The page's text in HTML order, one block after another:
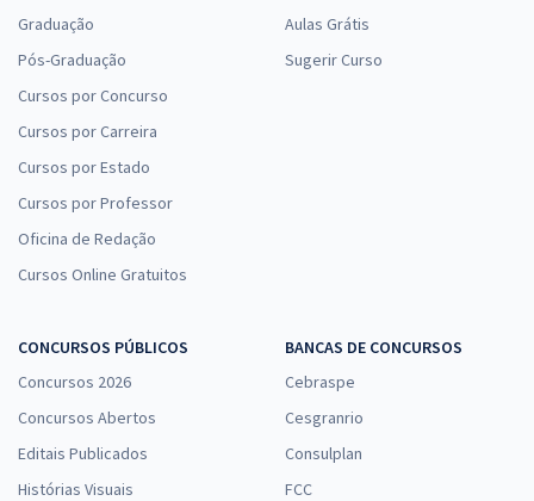
Graduação
Pós-Graduação
Cursos por Concurso
Cursos por Carreira
Cursos por Estado
Cursos por Professor
Oficina de Redação
Cursos Online Gratuitos
Aulas Grátis
Sugerir Curso
CONCURSOS PÚBLICOS
Concursos 2026
Concursos Abertos
Editais Publicados
Histórias Visuais
BANCAS DE CONCURSOS
Cebraspe
Cesgranrio
Consulplan
FCC